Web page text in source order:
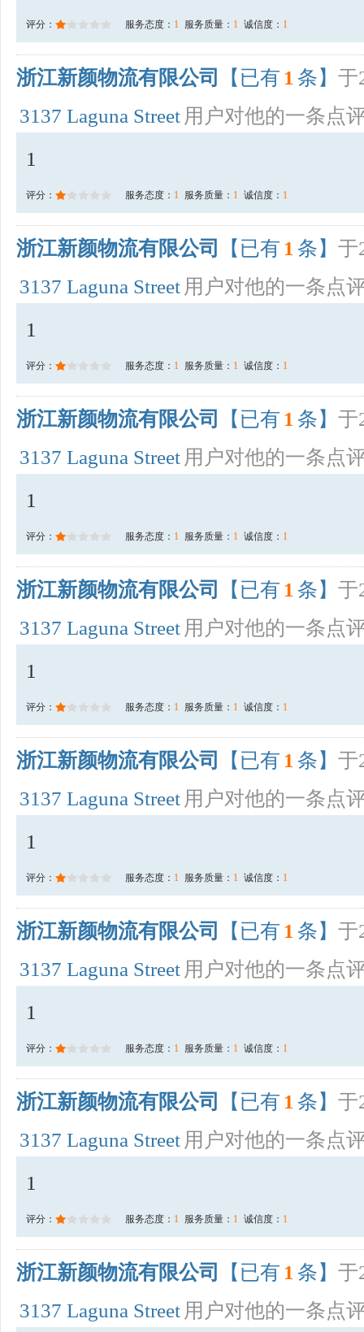
评分： 服务态度： 1 服务质量： 1 诚信度： 1
浙江新颜物流有限公司 【已有 1 条】 于
3137 Laguna Street 用户对他的一条点
1
评分： 服务态度： 1 服务质量： 1 诚信度： 1
浙江新颜物流有限公司 【已有 1 条】 于
3137 Laguna Street 用户对他的一条点
1
评分： 服务态度： 1 服务质量： 1 诚信度： 1
浙江新颜物流有限公司 【已有 1 条】 于
3137 Laguna Street 用户对他的一条点
1
评分： 服务态度： 1 服务质量： 1 诚信度： 1
浙江新颜物流有限公司 【已有 1 条】 于
3137 Laguna Street 用户对他的一条点
1
评分： 服务态度： 1 服务质量： 1 诚信度： 1
浙江新颜物流有限公司 【已有 1 条】 于
3137 Laguna Street 用户对他的一条点
1
评分： 服务态度： 1 服务质量： 1 诚信度： 1
浙江新颜物流有限公司 【已有 1 条】 于
3137 Laguna Street 用户对他的一条点
1
评分： 服务态度： 1 服务质量： 1 诚信度： 1
浙江新颜物流有限公司 【已有 1 条】 于
3137 Laguna Street 用户对他的一条点
1
评分： 服务态度： 1 服务质量： 1 诚信度： 1
浙江新颜物流有限公司 【已有 1 条】 于
3137 Laguna Street 用户对他的一条点